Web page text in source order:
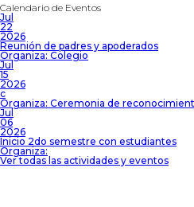
Calendario de Eventos
Jul
22
2026
Reunión de padres y apoderados
Organiza: Colegio
Jul
15
2026
c
Organiza: Ceremonia de
Jul
06
2026
Inicio 2do semestre con estudiantes
Organiza:
Ver todas las actividades y eventos